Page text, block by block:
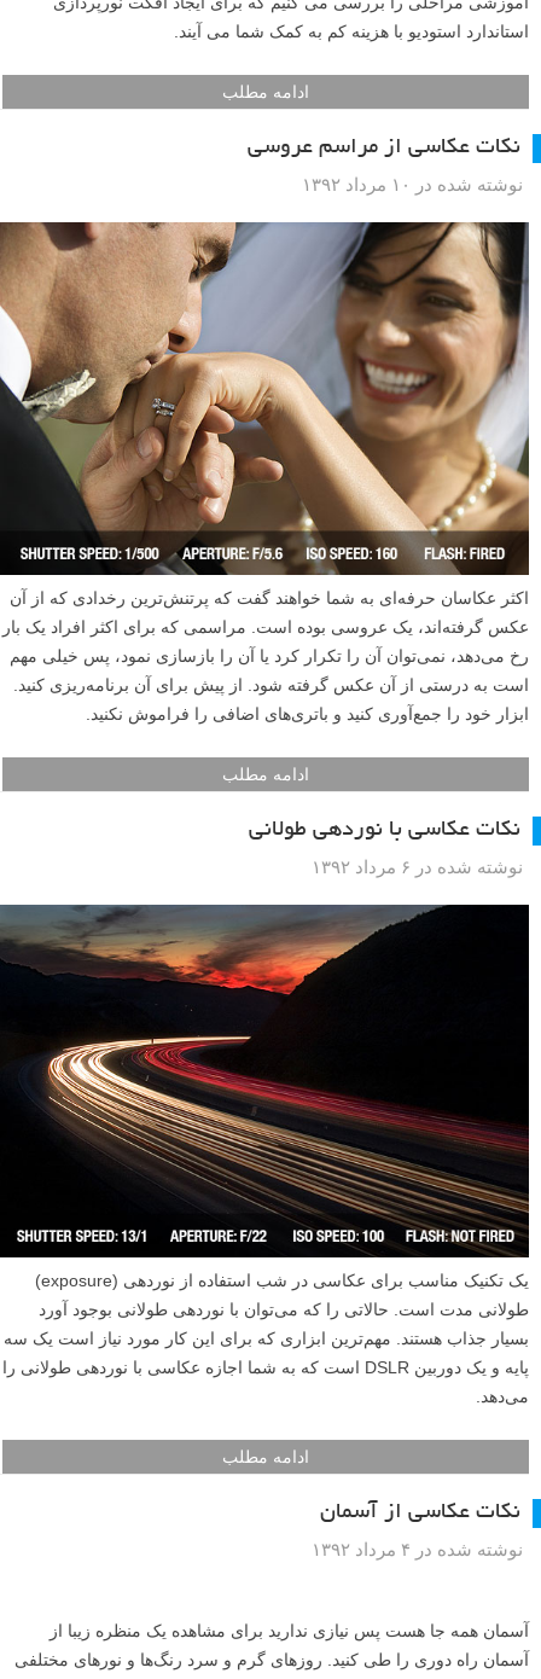
بدون شک عکاسی استودیویی بسیار محبوب بوده ولی متاسفانه خیلی هم
گران است. علیرغم هزینه های بالای تشکیلات استودیو عکاسی، اگر یاد
آموزشی مراحلی را بررسی می کنیم که برای ایجاد افکت نورپردازی
نکات عکاسی از مراسم عروسی
اکثر عکاسان حرفه‌ای به شما خواهند گفت که پرتنش‌ترین رخدادی که از آن
عکس گرفته‌اند، یک عروسی بوده است. مراسمی که برای اکثر افراد یک بار
است به درستی از آن عکس گرفته شود. از پیش برای آن برنامه‌ریزی کنید.
نوشته شده در ۶ مرداد ۱۳۹۲